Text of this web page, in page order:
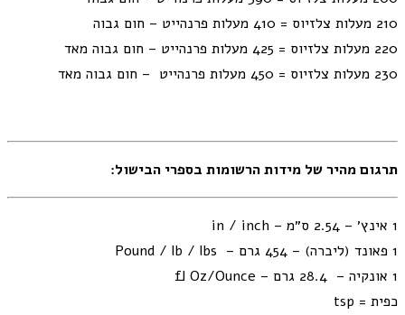
210 מעלות צלזיוס = 410 מעלות פרנהייט – חום גבוה
220 מעלות צלזיוס = 425 מעלות פרנהייט – חום גבוה מאד
230 מעלות צלזיוס = 450 מעלות פרנהייט – חום גבוה מאד
תרגום מהיר של מידות הרשומות בספרי הבישול:
1 אינץ׳ – 2.54 ס״מ – in / inch
1 פאונד (ליברה) – 454 גרם – Pound / lb / lbs
1 אונקיה – 28.4 גרם – fl Oz/Ounce
כפית = tsp